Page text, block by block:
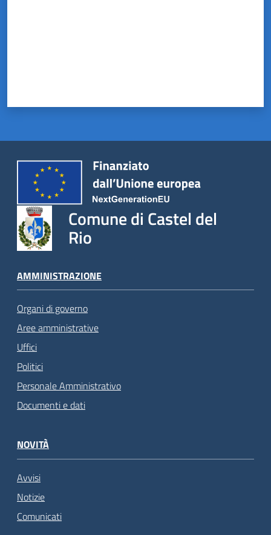
Comune di Castel del
Rio
AMMINISTRAZIONE
Organi di governo
Aree amministrative
Uffici
Politici
Personale Amministrativo
Documenti e dati
NOVITÀ
Avvisi
Notizie
Comunicati